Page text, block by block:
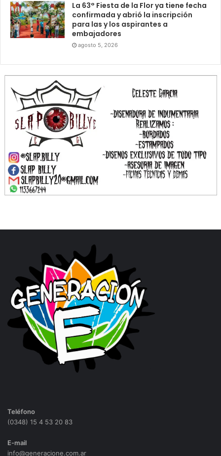
La 63° Fiesta de la Flor ya tiene fecha
confirmada y abrió la inscripción
para las y los aspirantes a
embajadores
agosto 5, 2026
Teléfono
(0348) 15 4 53 20 83
E-mail
info@generacione.com.ar